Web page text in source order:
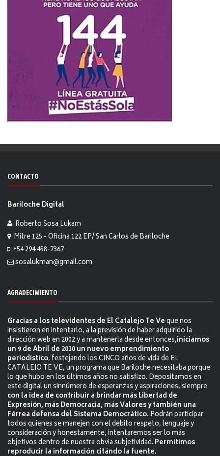
CONTACTO
Bariloche Digital
Roberto Sosa Lukam
Mitre 125 - Oficina 122 EP/ San Carlos de Bariloche
+54 294 458-7367
sosalukman@gmail.com
AGRADECIMIENTO
Gracias a los televidentes de El Catalejo Te Veque nos
insistieron en intentarlo, a la previsión de haber adquirido la
dirección web en 2002 y a mantenerla desde entonces,iniciamos
un 9 de Abril de 2010 un nuevo emprendimiento
periodístico, festejando los CINCO años de vida de EL
CATALEJO TE VE, un programa que Bariloche necesitaba porque
lo que hubo en los últimos años no satisfizo. Depositamos en
este digital un sinnúmero de esperanzas y aspiraciones, siempre
con la idea de contribuir a brindar más Libertad de
Expresión, más Democracia, más Valores y también una
Férrea defensa del Sistema Democrático. Podrán participar
todos quienes se manejen con el debito respeto, lenguaje y
consideración y honestamente, intentaremos ser lo más
objetivos dentro de nuestra obvia subjetividad. Permitimos
reproducir la información citándo la fuente.